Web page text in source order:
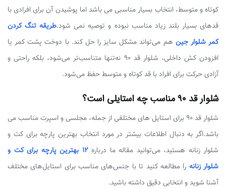
کوتاه و متوسط، انتخاب بسیار مناسبی می باشد اما پوشیدن آن برای افرادی با
قدهای بسیار بلند زیاد مناسب نبوده و توصیه نمی شود.طریقه تنگ کردن
کمر شلوار جین هم می‌تواند مشکل سایز را حل کند. با دوخت پشت کمر یا
افزودن کش داخلی، شلوار قد ۹۰ نه‌تنها متناسب‌تر می‌شود، بلکه راحتی و
آزادی حرکت برای افراد با قد کوتاه و متوسط حفظ می‌شود.
شلوار قد ۹۰ مناسب چه استایلی است؟
شلوار قد ۹۰ برای استایل های مختلفی از جمله، مجلسی و اسپرت مناسب می
باشد.اگر به دنبال اطلاعات بیشتر در مورد انتخاب بهترین پارچه برای کت و
شلوار زنانه هستید، می‌توانید مقاله ما درباره
12 بهترین پارچه برای کت و
شلوار زنانه را مطالعه کنید تا با جنس‌های مناسب برای استایل‌های مختلف
آشنا شوید و انتخابی دقیق داشته باشید.